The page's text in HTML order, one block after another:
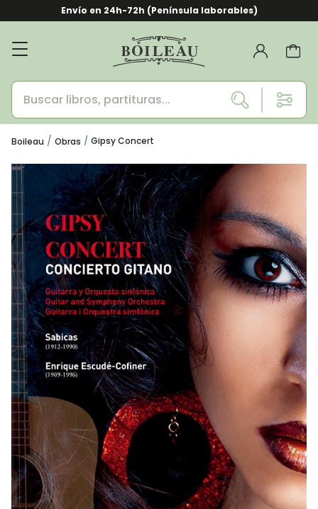
Envío en 24h-72h (Península laborables)
Boileau Obras Gipsy Concert